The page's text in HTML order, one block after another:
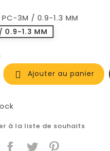
3M / 0.9-1.3 MM
0.9-1.3 MM
 Ajouter au panier
à la liste de souhaits